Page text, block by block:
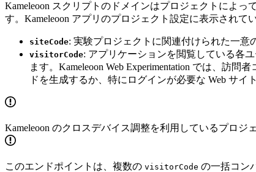
Kameleoon スクリプトのドメインはプロジェクトによ
す。Kameleoon アプリのプロジェクト設定に表示されて
siteCode: 実験プロジェクトに関連付けられた一意
visitorCode: アプリケーションを閲覧している各
ます。Kameleoon Web Experimentation では、訪問
ドを生成するか、特にログインが必要な Web サイ
Kameleoon のクロスデバイス調整を利用しているプロジ
このエンドポイントは、複数の visitorCode の一括コン